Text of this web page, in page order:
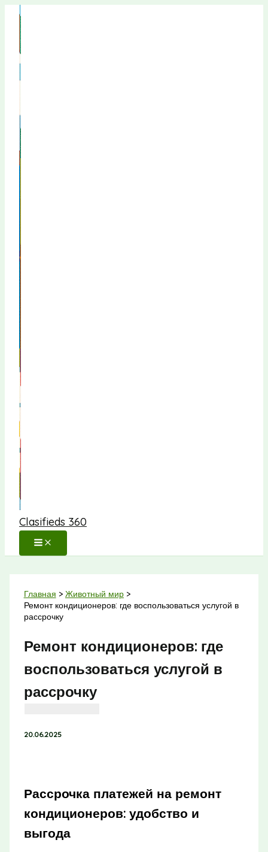
содержимому
Clasifieds 360
Главная
Животный мир
Ремонт кондиционеров: где воспользоваться услугой в
рассрочку
Ремонт кондиционеров: где
воспользоваться услугой в
рассрочку
20.06.2025
Рассрочка платежей на ремонт
кондиционеров: удобство и
выгода